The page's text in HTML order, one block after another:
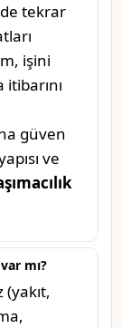
tekrar
işini
güven
ve
mı?